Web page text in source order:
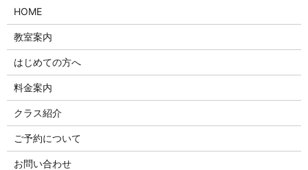
HOME
教室案内
はじめての方へ
料金案内
クラス紹介
ご予約について
お問い合わせ